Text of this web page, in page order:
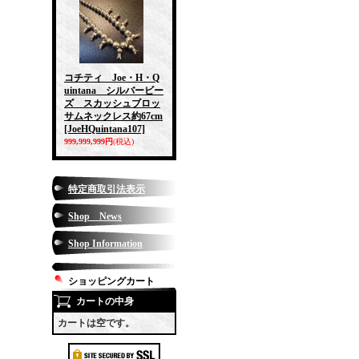
コチティ Joe・H・Q
uintana シルバービー
ズ スカッシュブロッ
サムネックレス約67cm
[JoeHQuintana107]
999,999,999円(税込)
特定商取引法表示
Shop News
Shop Information
ショッピングカート
カートの中身
カートは空です。